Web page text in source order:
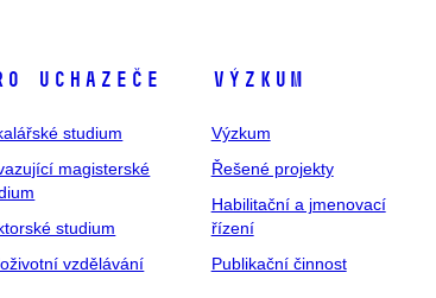
uchazeče
studium
magisterské
studium
vzdělávání
Výzkum
Výzkum
Řešené projekty
Habilitační a jmenovací
řízení
Publikační činnost